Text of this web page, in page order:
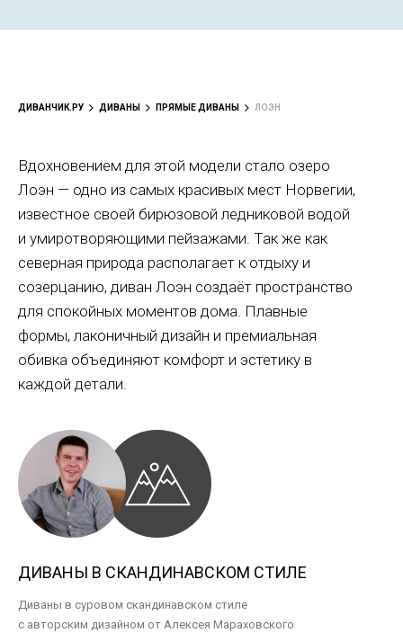
ДИВАНЧИК.РУ ДИВАНЫ ПРЯМЫЕ ДИВАНЫ ЛОЭН
Вдохновением для этой модели стало озеро
Лоэн — одно из самых красивых мест Норвегии,
известное своей бирюзовой ледниковой водой
и умиротворяющими пейзажами. Так же как
северная природа располагает к отдыху и
созерцанию, диван Лоэн создаёт пространство
для спокойных моментов дома. Плавные
формы, лаконичный дизайн и премиальная
обивка объединяют комфорт и эстетику в
каждой детали.
ДИВАНЫ В СКАНДИНАВСКОМ СТИЛЕ
Диваны в суровом скандинавском стиле
с авторским дизайном от Алексея Мараховского